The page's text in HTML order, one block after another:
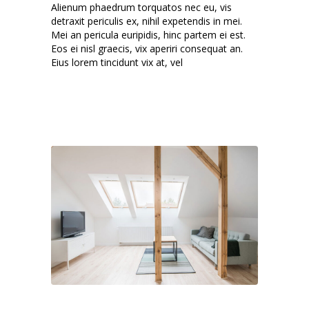
Alienum phaedrum torquatos nec eu, vis
detraxit periculis ex, nihil expetendis in mei.
Mei an pericula euripidis, hinc partem ei est.
Eos ei nisl graecis, vix aperiri consequat an.
Eius lorem tincidunt vix at, vel